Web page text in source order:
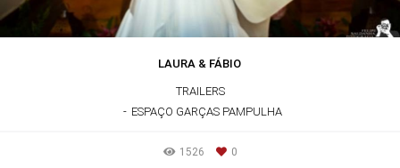
LAURA & FÁBIO
TRAILERS
ESPAÇO GARÇAS PAMPULHA
1526 0